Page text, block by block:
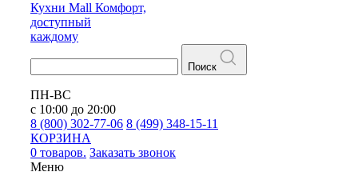
Кухни Mall Комфорт,
доступный
каждому
Поиск
ПН-ВС
с 10:00 до 20:00
8 (800) 302-77-06 8 (499) 348-15-11
КОРЗИНА
0 товаров. Заказать звонок
Меню